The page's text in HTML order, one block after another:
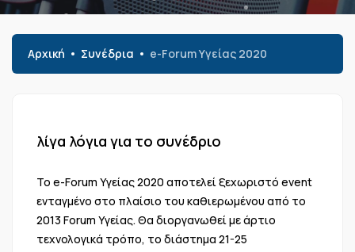
Αρχική Συνέδρια e-Forum Υγείας 2020
λίγα λόγια για το συνέδριο
To e-Forum Υγείας 2020 αποτελεί ξεχωριστό event
ενταγμένο στο πλαίσιο του καθιερωμένου από το
2013 Forum Υγείας. Θα διοργανωθεί με άρτιο
τεχνολογικά τρόπο, το διάστημα 21-25